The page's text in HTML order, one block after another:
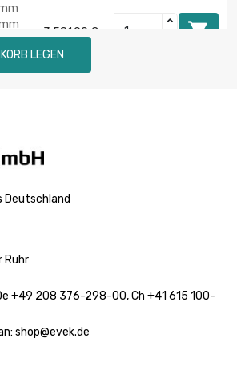
:
3.581,90 € 
:
:
3.826,80 €
LEGEN
Ruhr
+49 208 376-298-00, Ch +41 615 100-
shop@evek.de